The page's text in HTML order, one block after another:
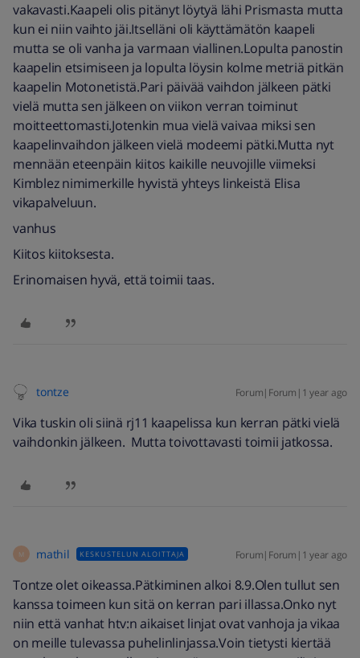
vakavasti.Kaapeli olis pitänyt löytyä lähi Prismasta mutta
kun ei niin vaihto jäi.Itselläni oli käyttämätön kaapeli
mutta se oli vanha ja varmaan viallinen.Lopulta panostin
kaapelin etsimiseen ja lopulta löysin kolme metriä pitkän
kaapelin Motonetistä.Pari päivää vaihdon jälkeen pätki
vielä mutta sen jälkeen on viikon verran toiminut
moitteettomasti.Jotenkin mua vielä vaivaa miksi sen
kaapelinvaihdon jälkeen vielä modeemi pätki.Mutta nyt
mennään eteenpäin kiitos kaikille neuvojille viimeksi
Kimblez nimimerkille hyvistä yhteys linkeistä Elisa
vikapalveluun.
vanhus
Kiitos kiitoksesta.
Erinomaisen hyvä, että toimii taas.
tontze Forum|Forum|1 year ago
Vika tuskin oli siinä rj11 kaapelissa kun kerran pätki vielä
vaihdonkin jälkeen. Mutta toivottavasti toimii jatkossa.
M mathil KESKUSTELUN ALOITTAJA Forum|Forum|1 year ago
Tontze olet oikeassa.Pätkiminen alkoi 8.9.Olen tullut sen
kanssa toimeen kun sitä on kerran pari illassa.Onko nyt
niin että vanhat htv:n aikaiset linjat ovat vanhoja ja vikaa
on meille tulevassa puhelinlinjassa.Voin tietysti kiertää